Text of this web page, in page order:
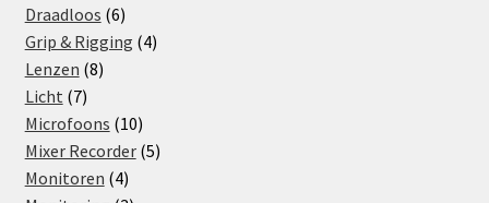
Draadloos 66
products
Grip & Rigging 44
Lenzen 88
Licht 77
products
Microfoons 1010
products
Mixer Recorder 55
Monitoren 44